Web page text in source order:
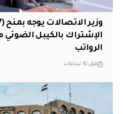
الإشتراك بالكيبل الضوئي
الرواتب
قبل 10 ساعات